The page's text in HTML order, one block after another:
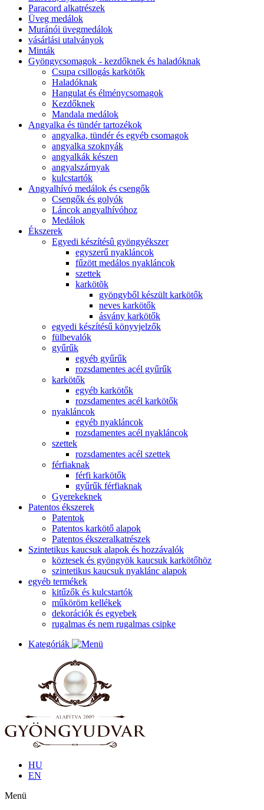
Paracord alkatrészek
Üveg medálok
Muránói üvegmedálok
vásárlási utalványok
Minták
Gyöngycsomagok - kezdőknek és haladóknak
Csupa csillogás karkötők
Haladóknak
Hangulat és élménycsomagok
Kezdőknek
Mandala medálok
Angyalka és tündér tartozékok
angyalka, tündér és egyéb csomagok
angyalka szoknyák
angyalkák készen
angyalszárnyak
kulcstartók
Angyalhívó medálok és csengők
Csengők és golyók
Láncok angyalhívóhoz
Medálok
Ékszerek
Egyedi készítésû gyöngyékszer
egyszerű nyakláncok
fűzött medálos nyakláncok
szettek
karkötõk
gyöngyből készült karkötők
neves karkötők
ásvány karkötők
egyedi készítésű könyvjelzők
fülbevalók
gyűrűk
egyéb gyűrűk
rozsdamentes acél gyűrűk
karkötők
egyéb karkötők
rozsdamentes acél karkötők
nyakláncok
egyéb nyakláncok
rozsdamentes acél nyakláncok
szettek
rozsdamentes acél szettek
férfiaknak
férfi karkötők
gyűrűk férfiaknak
Gyerekeknek
Patentos ékszerek
Patentok
Patentos karkötő alapok
Patentos ékszeralkatrészek
Szintetikus kaucsuk alapok és hozzávalók
köztesek és gyöngyök kaucsuk karkötőhöz
szintetikus kaucsuk nyaklánc alapok
egyéb termékek
kitűzők és kulcstartók
műköröm kellékek
dekorációk és egyebek
rugalmas és nem rugalmas csipke
Kategóriák
HU
EN
Menü